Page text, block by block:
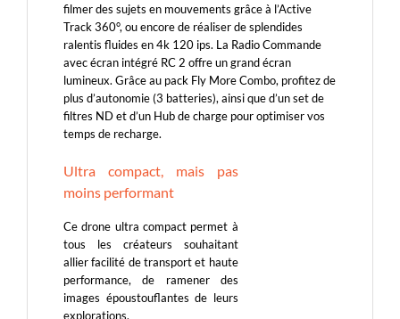
filmer des sujets en mouvements grâce à l’Active
Track 360°, ou encore de réaliser de splendides
ralentis fluides en 4k 120 ips. La Radio Commande
avec écran intégré RC 2 offre un grand écran
lumineux. Grâce au pack Fly More Combo, profitez de
plus d’autonomie (3 batteries), ainsi que d’un set de
filtres ND et d’un Hub de charge pour optimiser vos
temps de recharge.
Ultra compact, mais pas
moins performant
Ce drone ultra compact permet à
tous les créateurs souhaitant
allier facilité de transport et haute
performance, de ramener des
images époustouflantes de leurs
explorations.